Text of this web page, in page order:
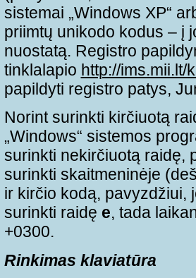
sistemai „Windows XP“
priimtų unikodo kodus – į
nuostatą. Registro
tinklalapio http://ims.mii.lt/
papildyti registro patys,
Norint surinkti kirčiuotą
„Windows“ sistemos
surinkti nekirčiuotą raidę,
surinkti skaitmeninėje
ir kirčio kodą, pavyzdžiui,
surinkti raidę e, tada
+0300.
Rinkimas klaviatūra